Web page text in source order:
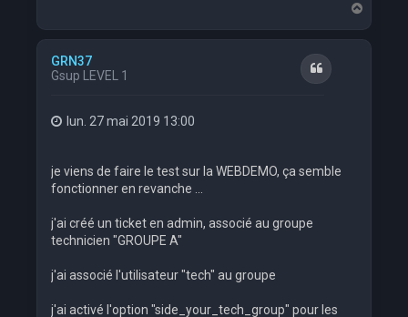
a
GRN37
Gsup LEVEL 1
Citation
lun. 27 mai 2019 13:00
je viens de faire le test sur la WEBDEMO, ça semble
fonctionner en revanche ...
j'ai créé un ticket en admin, associé au groupe
technicien "GROUPE A"
j'ai associé l'utilisateur "tech" au groupe
j'ai activé l'option "side_your_tech_group" pour les